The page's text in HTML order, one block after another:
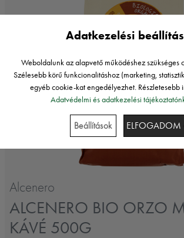
Alcenero
ALCENERO BIO ORZO
KÁVÉ 500G
Adatkezelési
Weboldalunk az alapvető működéshez szükséges
Szélesebb körű funkcionalitáshoz (marketing,
egyéb cookie-kat engedélyezhet. Részletesebb
Adatvédelmi és adatkezelési
Beállítások